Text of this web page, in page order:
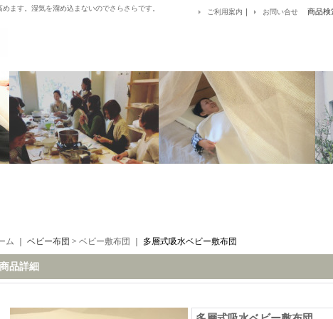
ます。湿気を溜め込まないのでさらさらです。 ご利用案内 ｜ お問い合せ 商品検
ム ｜ ベビー布団 > ベビー敷布団 多層式吸水ベビー敷布団
商品詳細